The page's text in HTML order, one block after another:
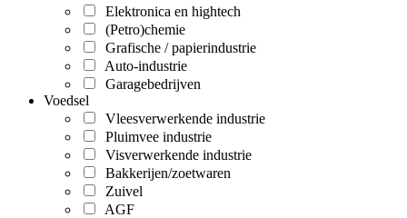
Elektronica en hightech
(Petro)chemie
Grafische / papierindustrie
Auto-industrie
Garagebedrijven
Voedsel
Vleesverwerkende industrie
Pluimvee industrie
Visverwerkende industrie
Bakkerijen/zoetwaren
Zuivel
AGF